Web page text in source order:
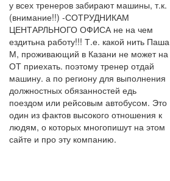
у всех тренеров забирают машины, т.к.
(внимание!!) -СОТРУДНИКАМ
ЦЕНТАРЛЬНОГО ОФИСА не на чем
ездитьна работу!!! Т.е. какой нить Паша
М, проживающий в Казани не может на
ОТ приехать. поэтому тренер отдай
машину. а по региону для выполнения
должностных обязанностей едь
поездом или рейсовым автобусом. Это
один из фактов высокого отношения к
людям, о которых многопишут на этом
сайте и про эту компанию.